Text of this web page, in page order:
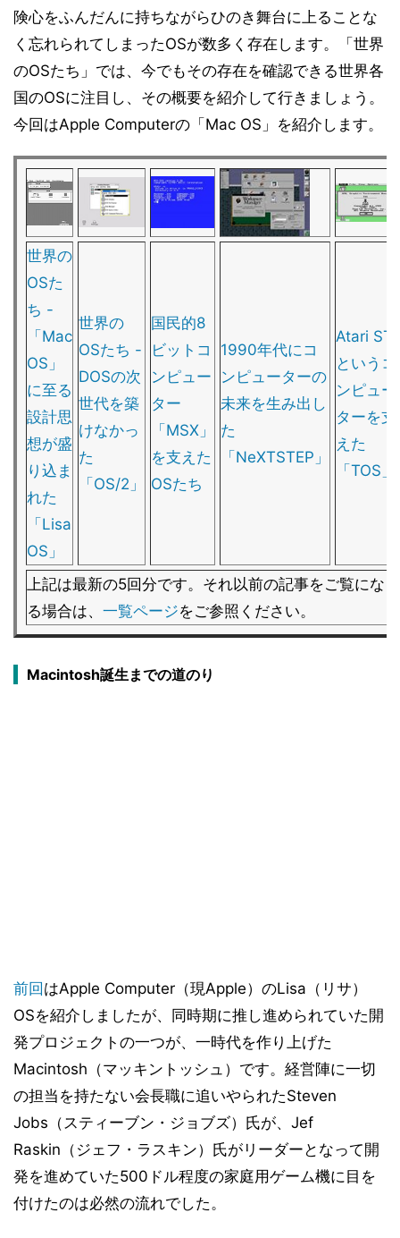
険心をふんだんに持ちながらひのき舞台に上ることな
く忘れられてしまったOSが数多く存在します。「世界
のOSたち」では、今でもその存在を確認できる世界各
国のOSに注目し、その概要を紹介して行きましょう。
今回はApple Computerの「Mac OS」を紹介します。
世界の
OSた
ち -
「Mac
OS」
に至る
設計思
想が盛
り込ま
れた
「Lisa
OS」
世界の
OSたち -
DOSの次
世代を築
けなかっ
た
「OS/2」
国民的8
ビットコ
ンピュー
ター
「MSX」
を支えた
OSたち
1990年代にコ
ンピューターの
未来を生み出し
た
「NeXTSTEP」
Atari ST
というコ
ンピュー
ターを支
えた
「TOS」
上記は最新の5回分です。それ以前の記事をご覧にな
る場合は、 一覧ページをご参照ください。
Macintosh誕生までの道のり
前回 はApple Computer（現Apple）のLisa（リサ）
OSを紹介しましたが、同時期に推し進められていた開
発プロジェクトの一つが、一時代を作り上げた
Macintosh（マッキントッシュ）です。経営陣に一切
の担当を持たない会長職に追いやられたSteven
Jobs（スティーブン・ジョブズ）氏が、Jef
Raskin（ジェフ・ラスキン）氏がリーダーとなって開
発を進めていた500ドル程度の家庭用ゲーム機に目を
付けたのは必然の流れでした。